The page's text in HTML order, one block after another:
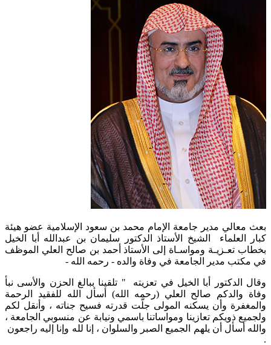
بعث معالي مدير جامعة الإمام محمد بن سعود الإسلامية عضو هيئة
كبار العلماء الشيخ الأستاذ الدكتور سليمان بن عبدالله أبا الخيل
بخطاب تعـزيـة ومواسـاة إلى الأستاذ أحمد بن صالح العلي الموظف
في مكتب مدير الجامعة في وفاة والده - رحمه الله -
وقال الدكتور أبا الخيل في تعزيته " تلقينا ببالغ الحزن والأسى نبأ
وفاة والدكم صالح العلي (رحمه الله) أسأل الله للفقيد الرحمة
والمغفرة وأن يسكنه المولى جلّت قدرته فسيح جناته ، وأنقل لكم
ولجميع ذويكم تعازينا ومواساتنا باسمي ونيابة عن منسوبي الجامعة ،
والله أسأل أن يلهم الجميع الصبر والسلوان ، إنا لله وإنا إليه راجعون
.​